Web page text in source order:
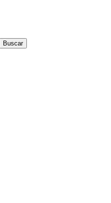
Buscar